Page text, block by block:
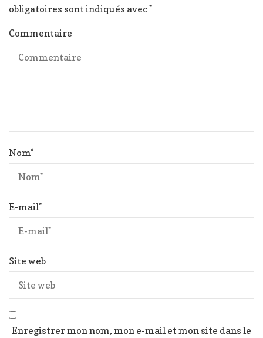
obligatoires sont indiqués avec*
Commentaire
Nom*
E-mail*
Site web
Enregistrer mon nom, mon e-mail et mon site dans le